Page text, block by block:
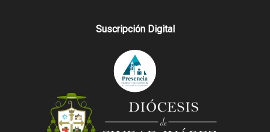
Suscripción Digital